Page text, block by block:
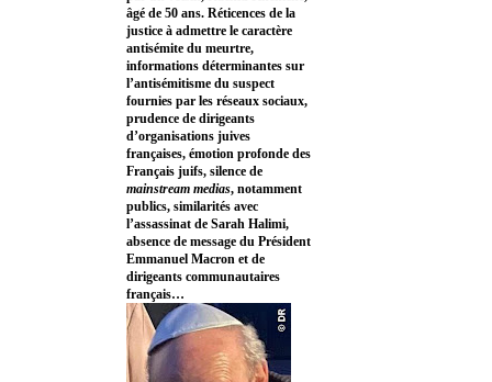
âgé de 50 ans. Réticences de la
justice à admettre le caractère
antisémite du meurtre,
informations déterminantes sur
l’antisémitisme du suspect
fournies par les réseaux sociaux,
prudence de dirigeants
d’organisations juives
françaises, émotion profonde des
Français juifs, silence de
mainstream medias, notamment
publics, similarités avec
l’assassinat de Sarah Halimi,
absence de message du Président
Emmanuel Macron et de
dirigeants communautaires
français…